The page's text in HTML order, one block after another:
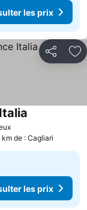
les prix
Partager
de : Cagliari
les prix